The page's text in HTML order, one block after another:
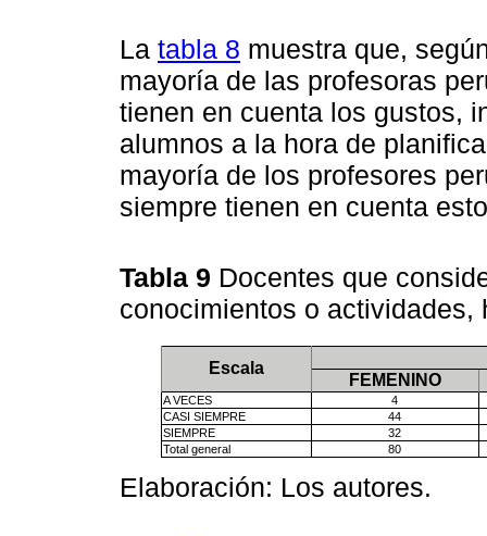
La tabla 8 muestra que,
mayoría de las profesoras
tienen en cuenta los gustos,
alumnos a la hora de
mayoría de los profesores
siempre tienen en cuenta
Tabla 9 Docentes que
conocimientos o
Escala
FEMENINO
A VECES
4
CASI SIEMPRE
44
SIEMPRE
32
Total general
80
Elaboración: Los autores.